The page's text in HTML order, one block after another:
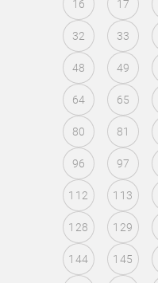
16 17
32 33
48 49
64 65
80 81
96 97
112 113
128 129
144 145